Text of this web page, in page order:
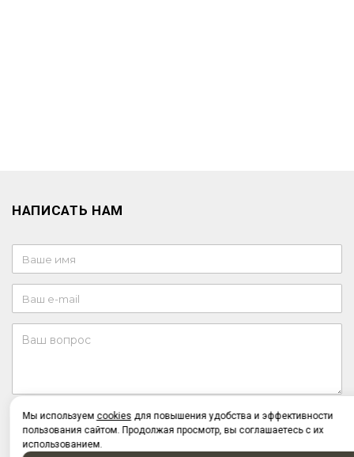
НАПИСАТЬ НАМ
Отправляя форму, я соглашаюсь cполитикой
конфиденциальности
Отправляя форму, я даю согласие на
персональных данных
Мы используем cookies для повышения удобства и эффективности
пользования сайтом. Продолжая просмотр, вы соглашаетесь с их
использованием.